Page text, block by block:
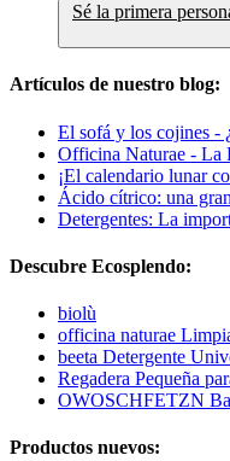
Sé la primera
Artículos de nuestro blog:
El sofá y los cojines -
Officina Naturae - La
¡El calendario lunar
Ácido cítrico: una
Detergentes: La
Descubre Ecosplendo:
biolù
officina naturae
beeta Detergente
Regadera Pequeña
OWOSCHFETZN
Productos nuevos: